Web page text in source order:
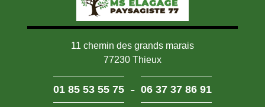
11 chemin des grands marais
77230 Thieux
01 85 53 55 75 - 06 37 37 86 91